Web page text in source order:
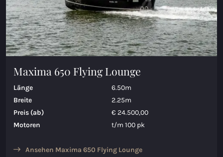
Maxima 650 Flying Lounge
Länge
6.50m
Breite
2.25m
Preis (ab)
€ 24.500,00
Motoren
t/m 100 pk
Ansehen Maxima 650 Flying Lounge